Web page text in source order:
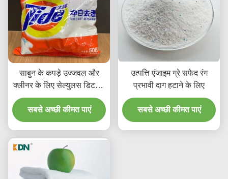
साबुन के कपड़े उज्जवल और
क्लीनर के लिए सेल्युलस डिटर्जेंट
घरेलू एंजाइम पाउडर
सबसे अच्छी कीमत पाएं
उत्पत्ति एंजाइम ग्रे सफेद रंग
प्रभावी दाग हटाने के लिए
सबसे अच्छी कीमत पाएं